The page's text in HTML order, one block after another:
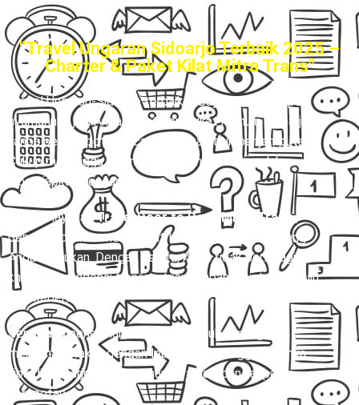
"Travel Ungaran Sidoarjo Terbaik 2025 –
Charter & Paket Kilat Mitra Trans"
Travel Ungaran-Sidoarjo terbaik
– Bayangkan betapa
nyamannya jika Anda dapat berangkat menuju Sidoarjo
tanpa perlu repot mencari pool atau titik penjemputan.
Cukup menunggu di rumah, perjalanan Anda sudah
dipersiapkan dengan baik.
Melalui layananTravel Door to Door Mitra Trans,
pengemudi akan menjemput langsung ke alamat yang
Anda tentukan. Dengan begitu, Anda tidak perlu lagi
khawatir mengenai transportasi tambahan untuk menuju
titik keberangkatan.
Sepanjang perjalanan, Anda bisa duduk tenang dan
menikmati waktu dengan lebih santai. Hingga akhirnya
tiba di Sidoarjo dengan aman, nyaman, dan tanpa
kerepotan.